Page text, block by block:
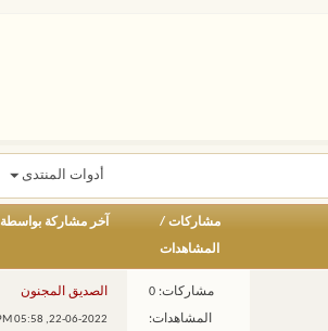
أدوات المنتدى
مشاركات /
المشاهدات
آخر مشاركة بواسطة
مشاركات: 0
المشاهدات:
الصديق المجنون
22-06-2022,
05:58 PM